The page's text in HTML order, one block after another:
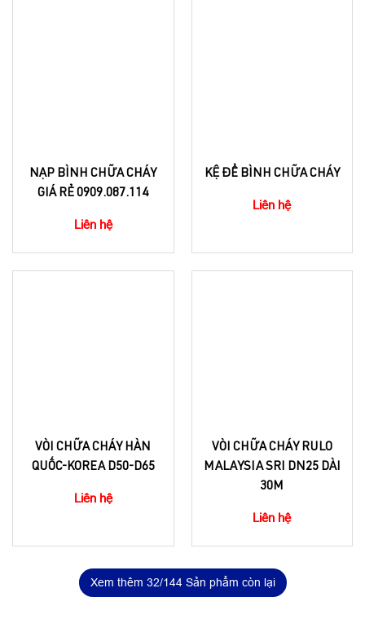
NẠP BÌNH CHỮA CHÁY
GIÁ RẺ 0909.087.114
Liên hệ
KỆ ĐỂ BÌNH CHỮA CHÁY
Liên hệ
VÒI CHỮA CHÁY HÀN
QUỐC-KOREA D50-D65
Liên hệ
VÒI CHỮA CHÁY RULO
MALAYSIA SRI DN25 DÀI
30M
Liên hệ
Xem thêm 32/144 Sản phẩm còn lại